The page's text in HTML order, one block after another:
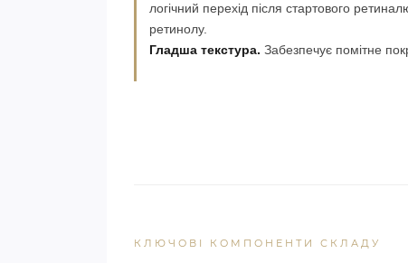
логічний перехід після стартового
ретинолу.
Гладша текстура. Забезпечує помітне
КЛЮЧОВІ КОМПОНЕНТИ СКЛАДУ